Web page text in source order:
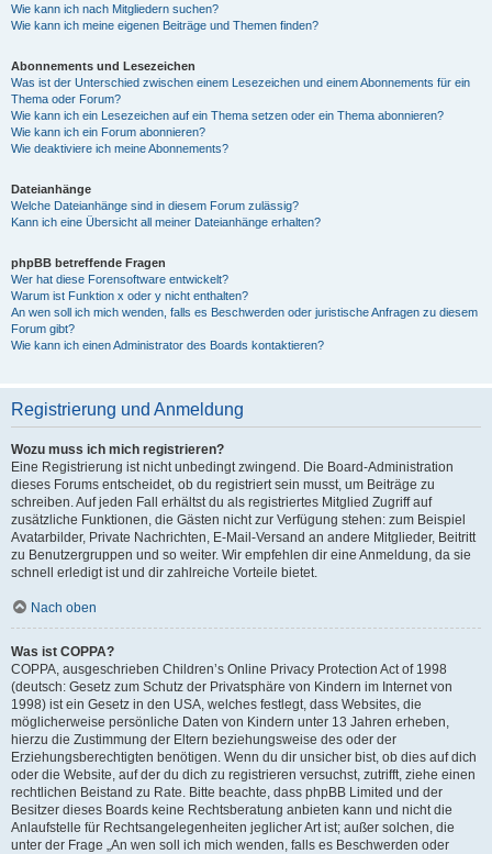
Wie kann ich nach Mitgliedern suchen?
Wie kann ich meine eigenen Beiträge und Themen finden?
Abonnements und Lesezeichen
Was ist der Unterschied zwischen einem Lesezeichen und einem Abonnements für ein
Thema oder Forum?
Wie kann ich ein Lesezeichen auf ein Thema setzen oder ein Thema abonnieren?
Wie kann ich ein Forum abonnieren?
Wie deaktiviere ich meine Abonnements?
Dateianhänge
Welche Dateianhänge sind in diesem Forum zulässig?
Kann ich eine Übersicht all meiner Dateianhänge erhalten?
phpBB betreffende Fragen
Wer hat diese Forensoftware entwickelt?
Warum ist Funktion x oder y nicht enthalten?
An wen soll ich mich wenden, falls es Beschwerden oder juristische Anfragen zu diesem
Forum gibt?
Wie kann ich einen Administrator des Boards kontaktieren?
Registrierung und Anmeldung
Wozu muss ich mich registrieren?
Eine Registrierung ist nicht unbedingt zwingend. Die Board-Administration
dieses Forums entscheidet, ob du registriert sein musst, um Beiträge zu
schreiben. Auf jeden Fall erhältst du als registriertes Mitglied Zugriff auf
zusätzliche Funktionen, die Gästen nicht zur Verfügung stehen: zum Beispiel
Avatarbilder, Private Nachrichten, E-Mail-Versand an andere Mitglieder, Beitritt
zu Benutzergruppen und so weiter. Wir empfehlen dir eine Anmeldung, da sie
schnell erledigt ist und dir zahlreiche Vorteile bietet.
Nach oben
Was ist COPPA?
COPPA, ausgeschrieben Children’s Online Privacy Protection Act of 1998
(deutsch: Gesetz zum Schutz der Privatsphäre von Kindern im Internet von
1998) ist ein Gesetz in den USA, welches festlegt, dass Websites, die
möglicherweise persönliche Daten von Kindern unter 13 Jahren erheben,
hierzu die Zustimmung der Eltern beziehungsweise des oder der
Erziehungsberechtigten benötigen. Wenn du dir unsicher bist, ob dies auf dich
oder die Website, auf der du dich zu registrieren versuchst, zutrifft, ziehe einen
rechtlichen Beistand zu Rate. Bitte beachte, dass phpBB Limited und der
Besitzer dieses Boards keine Rechtsberatung anbieten kann und nicht die
Anlaufstelle für Rechtsangelegenheiten jeglicher Art ist; außer solchen, die
unter der Frage „An wen soll ich mich wenden, falls es Beschwerden oder